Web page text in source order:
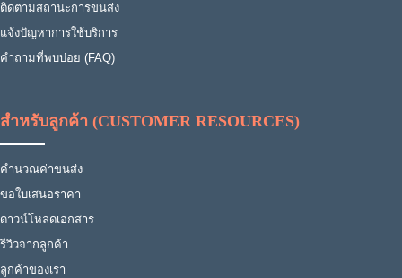
ติดตามสถานะการขนส่ง
แจ้งปัญหาการใช้บริการ
คำถามที่พบบ่อย (FAQ)
สำหรับลูกค้า (CUSTOMER RESOURCES)
คำนวณค่าขนส่ง
ขอใบเสนอราคา
ดาวน์โหลดเอกสาร
รีวิวจากลูกค้า
ลูกค้าของเรา